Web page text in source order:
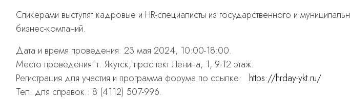
Спикерами выступят кадровые и HR-специалисты из государственного и
бизнес-компаний.
Дата и время проведения: 23 мая 2024, 10:00-18:00.
Место проведения: г. Якутск, проспект Ленина, 1, 9-12 этаж.
Регистрация для участия и программа форума по ссылке:
https://hrday-ykt.ru/
Тел. для справок.: 8 (4112) 507-996.